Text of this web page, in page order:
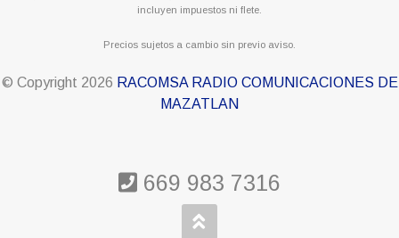
incluyen impuestos ni flete.
Precios sujetos a cambio sin previo aviso.
© Copyright 2026 RACOMSA RADIO COMUNICACIONES DE
MAZATLAN
669 983 7316